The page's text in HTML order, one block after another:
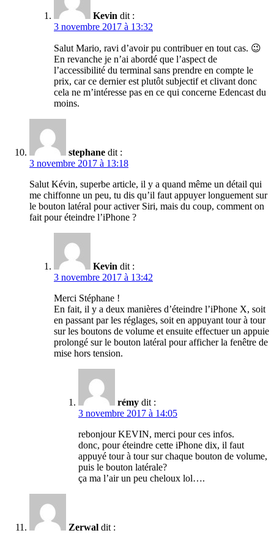
Kevin dit :
3 novembre 2017 à 13:32
Salut Mario, ravi d’avoir pu contribuer en tout cas. 😉
En revanche je n’ai abordé que l’aspect de
l’accessibilité du terminal sans prendre en compte le
prix, car ce dernier est plutôt subjectif et clivant donc
cela ne m’intéresse pas en ce qui concerne Edencast du
moins.
stephane dit :
3 novembre 2017 à 13:18
Salut Kévin, superbe article, il y a quand même un détail qui
me chiffonne un peu, tu dis qu’il faut appuyer longuement sur
le bouton latéral pour activer Siri, mais du coup, comment on
fait pour éteindre l’iPhone ?
Kevin dit :
3 novembre 2017 à 13:42
Merci Stéphane !
En fait, il y a deux manières d’éteindre l’iPhone X, soit
en passant par les réglages, soit en appuyant tour à tour
sur les boutons de volume et ensuite effectuer un appuie
prolongé sur le bouton latéral pour afficher la fenêtre de
mise hors tension.
rémy dit :
3 novembre 2017 à 14:05
rebonjour KEVIN, merci pour ces infos.
donc, pour éteindre cette iPhone dix, il faut
appuyé tour à tour sur chaque bouton de volume,
puis le bouton latérale?
ça ma l’air un peu cheloux lol….
Zerwal dit :